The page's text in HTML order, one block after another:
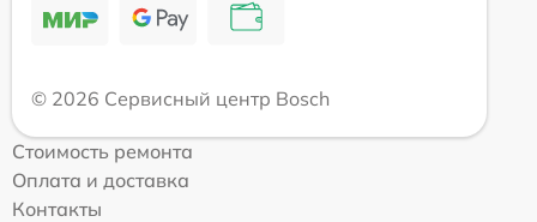
© 2026 Сервисный центр Bosch
Стоимость ремонта
Оплата и доставка
Контакты